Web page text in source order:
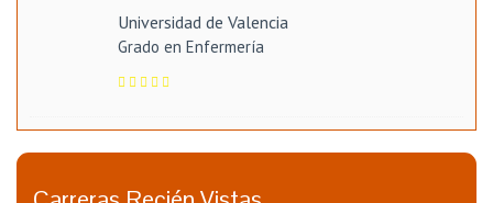
Universidad de Valencia
Grado en Enfermería